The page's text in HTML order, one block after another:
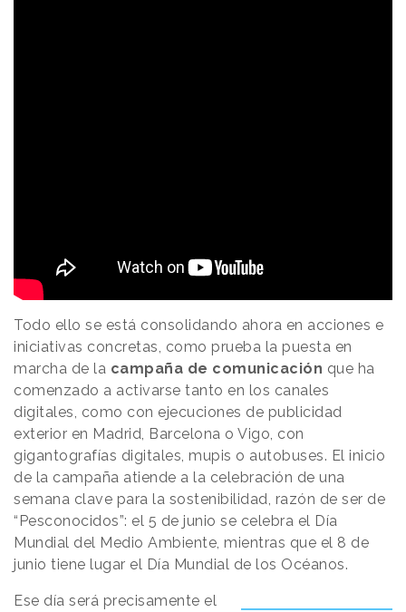
Todo ello se está consolidando ahora en acciones e
iniciativas concretas, como prueba la puesta en
marcha de la campaña de comunicación que ha
comenzado a activarse tanto en los canales
digitales, como con ejecuciones de publicidad
exterior en Madrid, Barcelona o Vigo, con
gigantografías digitales, mupis o autobuses. El inicio
de la campaña atiende a la celebración de una
semana clave para la sostenibilidad, razón de ser de
“Pesconocidos”: el 5 de junio se celebra el Día
Mundial del Medio Ambiente, mientras que el 8 de
junio tiene lugar el Día Mundial de los Océanos.
Ese día será precisamente el